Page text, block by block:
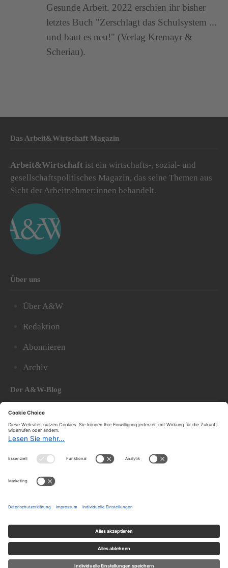
Gesunde Arbeit. 2022 erschien ihr bisher
letztes Buch "Zerschlagt das Schulsystem ...
und baut es neu!" (Verlag Kremayr &
Scheriau).
Das Arbeit&Wirtschaft Magazin
Arbeit&Wirtschaft ist ein wirtschafts-, sozial- und
gesellschaftspolitisches Magazin, das seine Themen aus
Sicht der Arbeitnehmer:innen behandelt.
Über uns
Über A&W
Redaktion
Abonnieren
Archiv
Der A&W-Blog
DerA&W-Blog
hat sich in den vergangenen Jahren zu einem der
bedeutendsten politischen Blogs in Österreich
entwickelt.
Impressum und Offenlegung|
Datenschutzeinstellungen